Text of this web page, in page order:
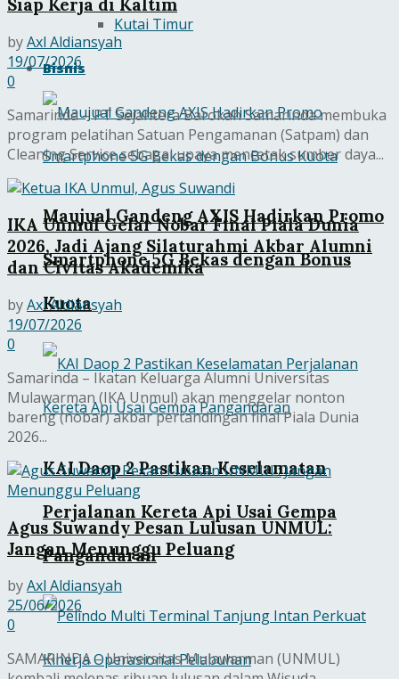
Kutai Timur
Bisnis
Maujual Gandeng AXIS Hadirkan Promo
Smartphone 5G Bekas dengan Bonus
Kuota
KAI Daop 2 Pastikan Keselamatan
Perjalanan Kereta Api Usai Gempa
Pangandaran
byAxl Aldiansyah
19/07/2026
0
Samarinda – PT Sejahtera Barokah Samarinda membuka
program pelatihan Satuan Pengamanan (Satpam) dan
Cleaning Service sebagai upaya mencetak sumber daya...
IKA Unmul Gelar Nobar Final Piala Dunia
2026, Jadi Ajang Silaturahmi Akbar Alumni
dan Civitas Akademika
byAxl Aldiansyah
19/07/2026
0
Samarinda – Ikatan Keluarga Alumni Universitas
Mulawarman (IKA Unmul) akan menggelar nonton
bareng (nobar) akbar pertandingan final Piala Dunia
2026...
Agus Suwandy Pesan Lulusan UNMUL:
Jangan Menunggu Peluang
byAxl Aldiansyah
25/06/2026
0
SAMARINDA – Universitas Mulawarman (UNMUL)